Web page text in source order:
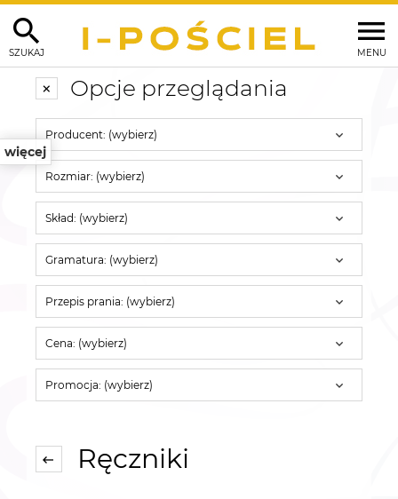
MENU
SZUKAJ
więcej
Opcje przeglądania
Producent: (wybierz)
Rozmiar: (wybierz)
Skład: (wybierz)
Gramatura: (wybierz)
Przepis prania: (wybierz)
Cena: (wybierz)
Promocja: (wybierz)
Ręczniki